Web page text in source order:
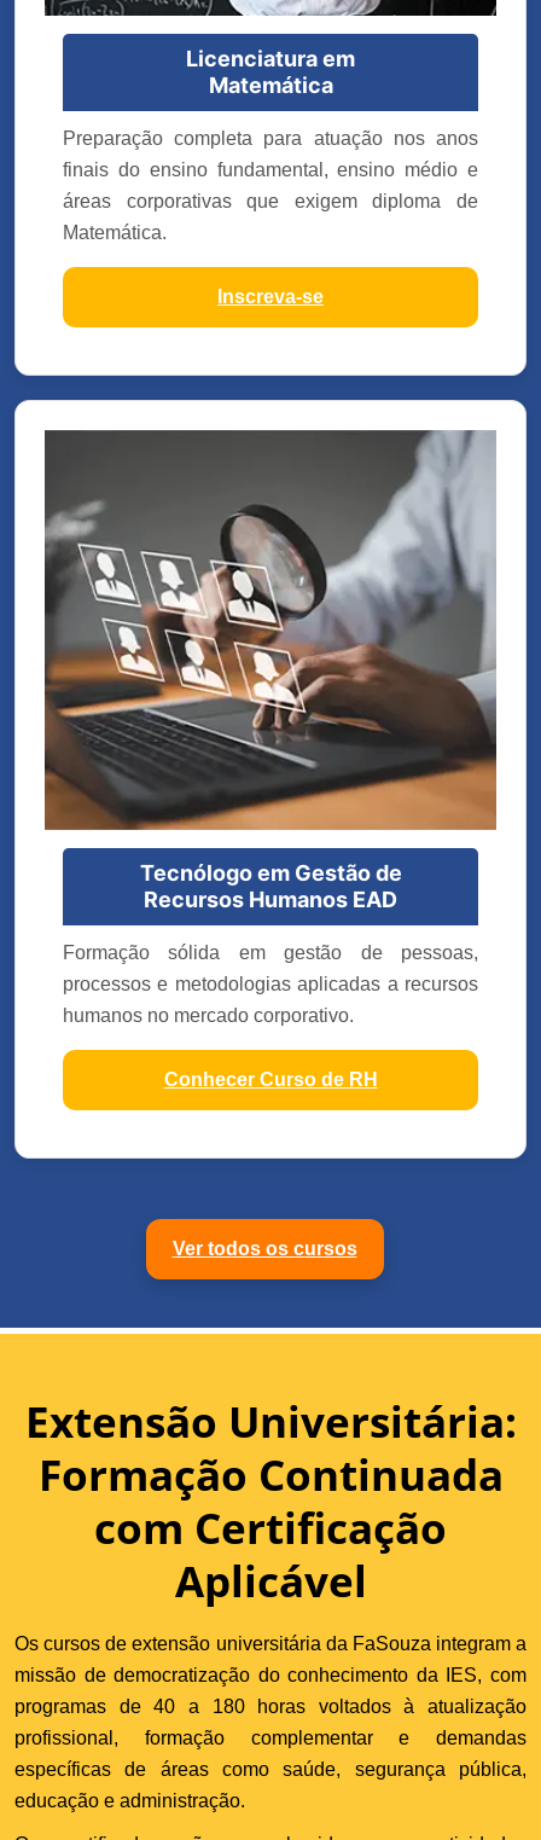
Licenciatura em
Matemática
Preparação completa para atuação nos anos
finais do ensino fundamental, ensino médio e
áreas corporativas que exigem diploma de
Matemática.
Inscreva-se
Tecnólogo em Gestão de
Recursos Humanos EAD
Formação sólida em gestão de pessoas,
processos e metodologias aplicadas a recursos
humanos no mercado corporativo.
Conhecer Curso de RH
Ver todos os cursos
Extensão Universitária:
Formação Continuada
com Certificação
Aplicável
Os cursos de extensão universitária da FaSouza integram a
missão de democratização do conhecimento da IES, com
programas de 40 a 180 horas voltados à atualização
profissional, formação complementar e demandas
específicas de áreas como saúde, segurança pública,
educação e administração.